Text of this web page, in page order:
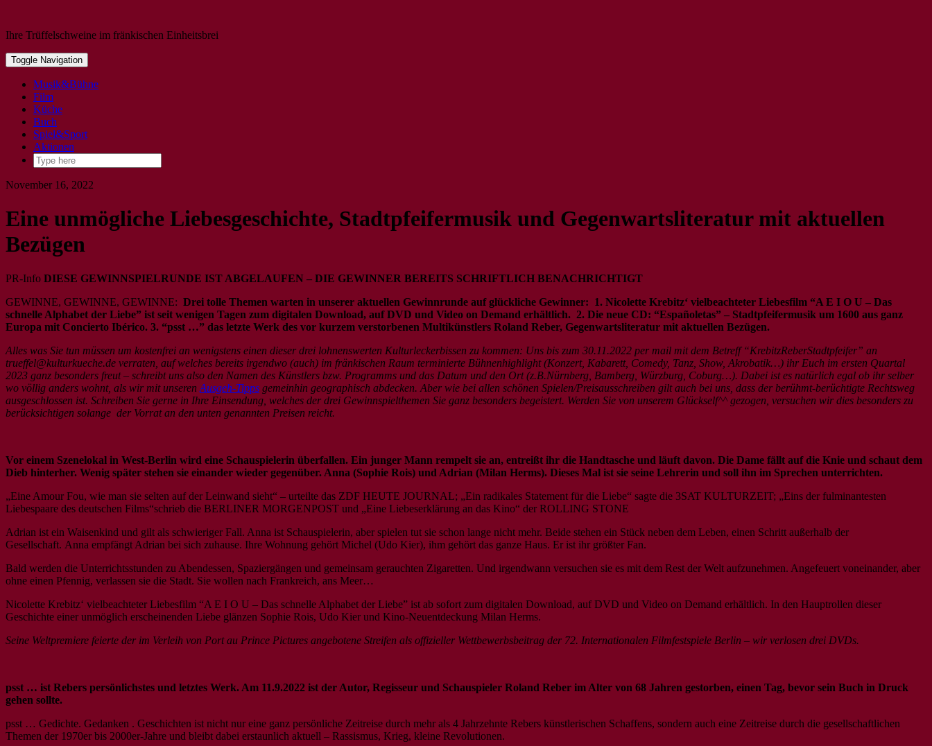
Ihre Trüffelschweine im fränkischen Einheitsbrei
Toggle Navigation
Musik&Bühne
Film
Küche
Buch
Spiel&Sport
Aktionen
November 16, 2022
Eine unmögliche Liebesgeschichte, Stadtpfeifermusik und Gegenwartsliteratur mit aktuellen
Bezügen
PR-Info DIESE GEWINNSPIELRUNDE IST ABGELAUFEN – DIE GEWINNER BEREITS SCHRIFTLICH BENACHRICHTIGT
GEWINNE, GEWINNE, GEWINNE: Drei tolle Themen warten in unserer aktuellen Gewinnrunde auf glückliche Gewinner: 1. Nicolette Krebitz‘ vielbeachteter Liebesfilm “A E I O U – Das
schnelle Alphabet der Liebe” ist seit wenigen Tagen zum digitalen Download, auf DVD und Video on Demand erhältlich. 2. Die neue CD: “Españoletas” – Stadtpfeifermusik um 1600 aus ganz
Europa mit Concierto Ibérico. 3. “psst …” das letzte Werk des vor kurzem verstorbenen Multikünstlers Roland Reber, Gegenwartsliteratur mit aktuellen Bezügen.
Alles was Sie tun müssen um kostenfrei an wenigstens einen dieser drei lohnenswerten Kulturleckerbissen zu kommen: Uns bis zum 30.11.2022 per mail mit dem Betreff “KrebitzReberStadtpfeifer” an
trueffel@kulturkueche.de verraten, auf welches bereits irgendwo (auch) im fränkischen Raum terminierte Bühnenhighlight (Konzert, Kabarett, Comedy, Tanz, Show, Akrobatik…) ihr Euch im ersten Quartal
2023 ganz besonders freut – schreibt uns also den Namen des Künstlers bzw. Programms und das Datum und den Ort (z.B.Nürnberg, Bamberg, Würzburg, Coburg…). Dabei ist es natürlich egal ob ihr selber
wo völlig anders wohnt, als wir mit unseren Ausgeh-Tipps gemeinhin geographisch abdecken. Aber wie bei allen schönen Spielen/Preisausschreiben gilt auch bei uns, dass der berühmt-berüchtigte Rechtsweg
ausgeschlossen ist. Schreiben Sie gerne in Ihre Einsendung, welches der drei Gewinnspielthemen Sie ganz besonders begeistert. Werden Sie von unserem Glückself^^ gezogen, versuchen wir dies besonders zu
berücksichtigen solange der Vorrat an den unten genannten Preisen reicht.
Vor einem Szenelokal in West-Berlin wird eine Schauspielerin überfallen. Ein junger Mann rempelt sie an, entreißt ihr die Handtasche und läuft davon. Die Dame fällt auf die Knie und schaut dem
Dieb hinterher. Wenig später stehen sie einander wieder gegenüber. Anna (Sophie Rois) und Adrian (Milan Herms). Dieses Mal ist sie seine Lehrerin und soll ihn im Sprechen unterrichten.
„Eine Amour Fou, wie man sie selten auf der Leinwand sieht“ – urteilte das ZDF HEUTE JOURNAL; „Ein radikales Statement für die Liebe“ sagte die 3SAT KULTURZEIT; „Eins der fulminantesten
Liebespaare des deutschen Films“schrieb die BERLINER MORGENPOST und „Eine Liebeserklärung an das Kino“ der ROLLING STONE
Adrian ist ein Waisenkind und gilt als schwieriger Fall. Anna ist Schauspielerin, aber spielen tut sie schon lange nicht mehr. Beide stehen ein Stück neben dem Leben, einen Schritt außerhalb der
Gesellschaft. Anna empfängt Adrian bei sich zuhause. Ihre Wohnung gehört Michel (Udo Kier), ihm gehört das ganze Haus. Er ist ihr größter Fan.
Bald werden die Unterrichtsstunden zu Abendessen, Spaziergängen und gemeinsam gerauchten Zigaretten. Und irgendwann versuchen sie es mit dem Rest der Welt aufzunehmen. Angefeuert voneinander, aber
ohne einen Pfennig, verlassen sie die Stadt. Sie wollen nach Frankreich, ans Meer…
Nicolette Krebitz‘ vielbeachteter Liebesfilm “A E I O U – Das schnelle Alphabet der Liebe” ist ab sofort zum digitalen Download, auf DVD und Video on Demand erhältlich. In den Hauptrollen dieser
Geschichte einer unmöglich erscheinenden Liebe glänzen Sophie Rois, Udo Kier und Kino-Neuentdeckung Milan Herms.
Seine Weltpremiere feierte der im Verleih von Port au Prince Pictures angebotene Streifen als offizieller Wettbewerbsbeitrag der 72. Internationalen Filmfestspiele Berlin – wir verlosen drei DVDs.
psst … ist Rebers persönlichstes und letztes Werk. Am 11.9.2022 ist der Autor, Regisseur und Schauspieler Roland Reber im Alter von 68 Jahren gestorben, einen Tag, bevor sein Buch in Druck
gehen sollte.
psst … Gedichte. Gedanken . Geschichten ist nicht nur eine ganz persönliche Zeitreise durch mehr als 4 Jahrzehnte Rebers künstlerischen Schaffens, sondern auch eine Zeitreise durch die gesellschaftlichen
Themen der 1970er bis 2000er-Jahre und bleibt dabei erstaunlich aktuell – Rassismus, Krieg, kleine Revolutionen.